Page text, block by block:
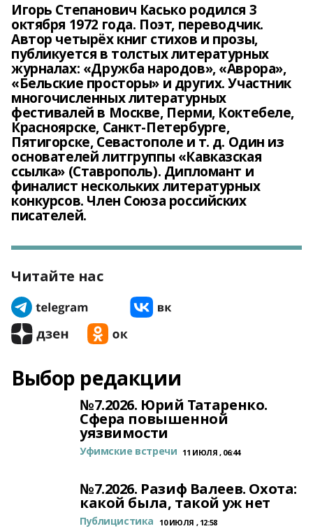
Игорь Степанович Касько родился 3
октября 1972 года. Поэт, переводчик.
Автор четырёх книг стихов и прозы,
публикуется в толстых литературных
журналах: «Дружба народов», «Аврора»,
«Бельские просторы» и других. Участник
многочисленных литературных
фестивалей в Москве, Перми, Коктебеле,
Красноярске, Санкт-Петербурге,
Пятигорске, Севастополе и т. д. Один из
основателей литгруппы «Кавказская
ссылка» (Ставрополь). Дипломант и
финалист нескольких литературных
конкурсов. Член Союза российских
писателей.
Читайте нас
Выбор редакции
№7.2026. Юрий Татаренко.
Сфера повышенной
уязвимости
Уфимские встречи 11 ИЮЛЯ , 06:44
№7.2026. Разиф Валеев. Охота:
какой была, такой уж нет
Публицистика 10 ИЮЛЯ , 12:58